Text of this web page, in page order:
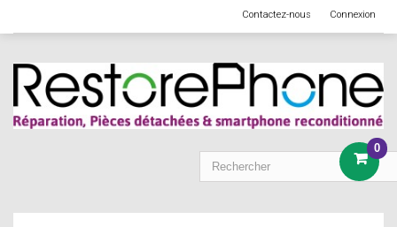
Connexion
Contactez-nous
0